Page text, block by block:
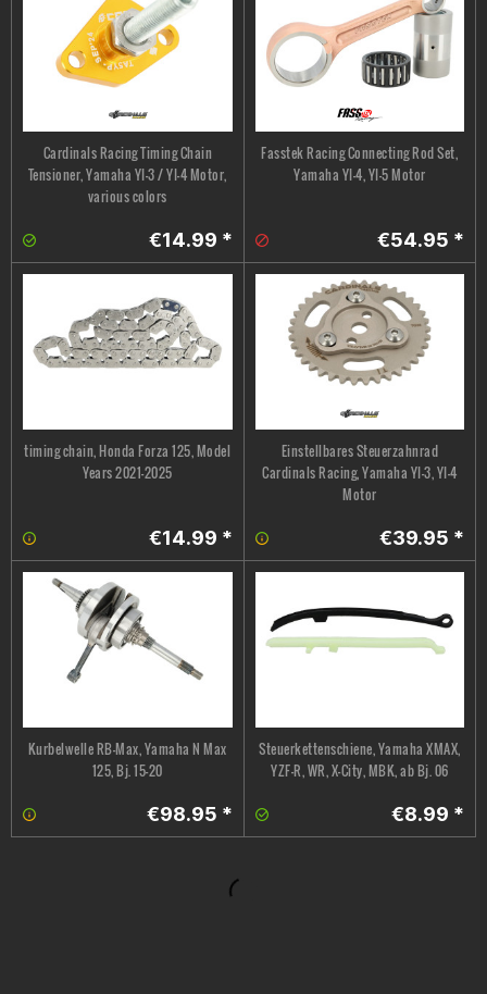
Cardinals Racing Timing Chain
Tensioner, Yamaha YI-3 / YI-4 Motor,
various colors
€14.99 *
Fasstek Racing Connecting Rod Set,
Yamaha YI-4, YI-5 Motor
€54.95 *
timing chain, Honda Forza 125, Model
Years 2021–2025
€14.99 *
Einstellbares Steuerzahnrad
Cardinals Racing, Yamaha YI-3, YI-4
Motor
€39.95 *
Kurbelwelle RB-Max, Yamaha N Max
125, Bj. 15-20
€98.95 *
Steuerkettenschiene, Yamaha XMAX,
YZF-R, WR, X-City, MBK, ab Bj. 06
€8.99 *